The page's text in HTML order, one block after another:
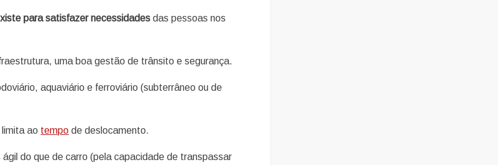
para satisfazer necessidades das pessoas nos
uma boa gestão de trânsito e segurança.
aquaviário e ferroviário (subterrâneo ou de
limita ao tempo de deslocamento.
do que de carro (pela capacidade de transpassar